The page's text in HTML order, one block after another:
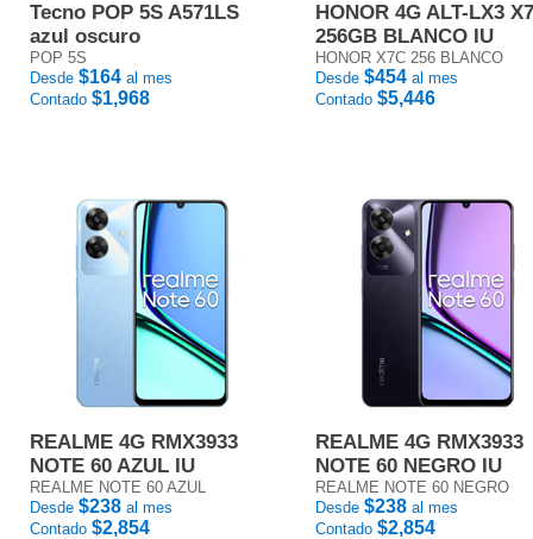
Tecno POP 5S A571LS
azul oscuro
POP 5S
Desde $164 al mes
Contado $1,968
HONOR 4G ALT-LX3
256GB BLANCO IU
HONOR X7C 256 BLANCO
Desde $454 al mes
Contado $5,446
REALME 4G RMX3933
NOTE 60 AZUL IU
REALME NOTE 60 AZUL
Desde $238 al mes
Contado $2,854
REALME 4G RMX3933
NOTE 60 NEGRO IU
REALME NOTE 60 NEGRO
Desde $238 al mes
Contado $2,854